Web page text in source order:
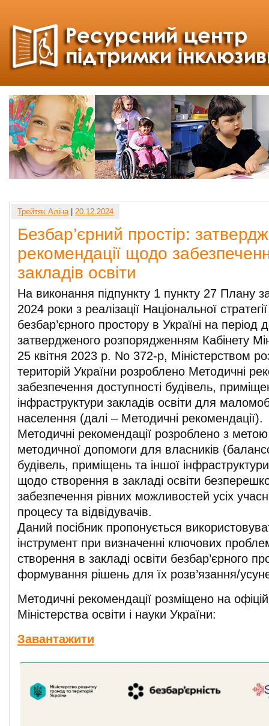
Трейтяк Аліна| 20.12.2024
Безбар’єрний простір:
рекомендації щодо
закладів освіти
На виконання підпункту 1 пункту 27 Плану
2024 роки з реалізації Національної
безбар’єрного простору в Україні на період
затвердженого розпорядженням Кабінету
25 квітня 2023 р. No 372-р, Міністерством
територій України розроблено Методичні
забезпечення доступності будівель,
інфраструктури закладів освіти для
населення (далі – Методичні рекомендації).
Методичні рекомендації розроблено з
методичної допомоги для власників
будівель, приміщень та іншої
щодо створення в закладі освіти
забезпечення рівних можливостей усіх
процесу та відвідувачів.
Даний посібник пропонується
інструмент при визначенні ключових
створення в закладі освіти безбар’єрного
формування рішень для їх розв’язання/
Методичні рекомендації розміщено на
Міністерства освіти і науки України:
Завантажити